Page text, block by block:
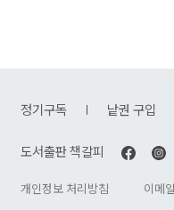
정기구독 낱권 구입
도서출판 책갈피
개인정보 처리방침 이메